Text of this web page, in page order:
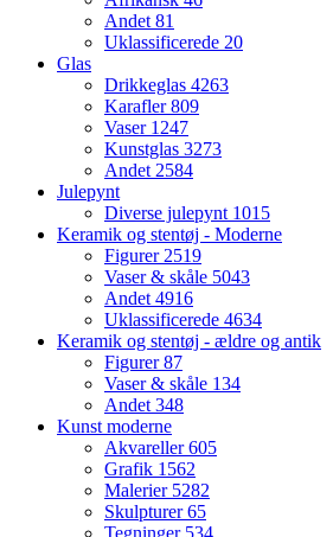
Andet 81
Uklassificerede 20
Glas
Drikkeglas 4263
Karafler809
Vaser 1247
Kunstglas 3273
Andet 2584
Julepynt
Diverse julepynt 1015
Keramik og stentøj - Moderne
Figurer 2519
Vaser & skåle 5043
Andet 4916
Uklassificerede 4634
Keramik og stentøj - ældre og antik
Figurer87
Vaser & skåle 134
Andet 348
Kunst moderne
Akvareller605
Grafik 1562
Malerier 5282
Skulpturer65